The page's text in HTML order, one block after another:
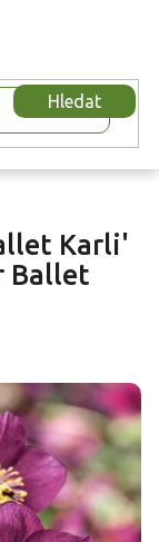
Hledat
Karli'
Ballet